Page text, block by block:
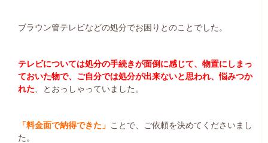
ブラウン管テレビなどの処分でお困りとのことでした。
テレビについては処分の手続きが面倒に感じて、物置にしまっ
ておいた物で、ご自分では処分が出来ないと思われ、悩みつか
れた 、とおっしゃっていました。
「料金面で納得できた」 ことで、ご依頼を決めてくださいまし
た。